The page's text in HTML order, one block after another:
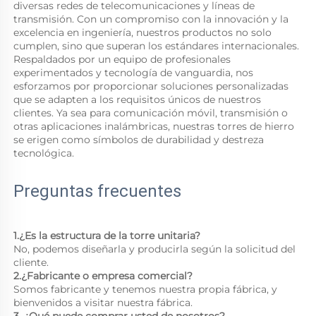
diversas redes de telecomunicaciones y líneas de
transmisión. Con un compromiso con la innovación y la
excelencia en ingeniería, nuestros productos no solo
cumplen, sino que superan los estándares internacionales.
Respaldados por un equipo de profesionales
experimentados y tecnología de vanguardia, nos
esforzamos por proporcionar soluciones personalizadas
que se adapten a los requisitos únicos de nuestros
clientes. Ya sea para comunicación móvil, transmisión o
otras aplicaciones inalámbricas, nuestras torres de hierro
se erigen como símbolos de durabilidad y destreza
tecnológica.
Preguntas frecuentes
1.¿Es la estructura de la torre unitaria?
No, podemos diseñarla y producirla según la solicitud del
cliente.
2.¿Fabricante o empresa comercial?
Somos fabricante y tenemos nuestra propia fábrica, y
bienvenidos a visitar nuestra fábrica.